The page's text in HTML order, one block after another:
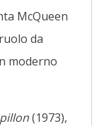
McQueen
da
moderno
(1973),